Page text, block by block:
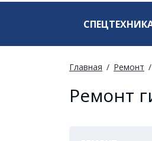
Главная Ремонт
Ремонт